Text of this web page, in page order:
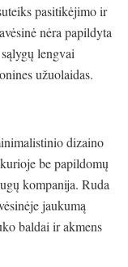
pasitikėjimo ir
nėra papildyta
lengvai
užuolaidas.
dizaino
be papildomų
kompanija. Ruda
jaukumą
baldai ir akmens